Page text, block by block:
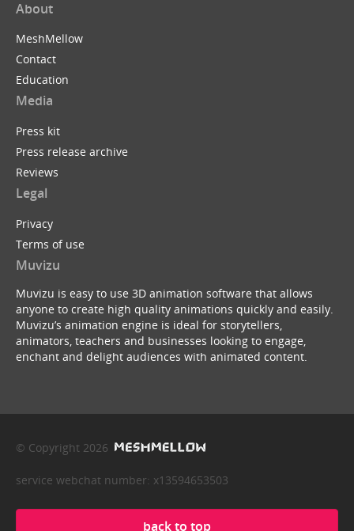
About
MeshMellow
Contact
Education
Media
Press kit
Press release archive
Reviews
Legal
Privacy
Terms of use
Muvizu
Muvizu is easy to use 3D animation software that allows
anyone to create high quality animations quickly and easily.
Muvizu’s animation engine is ideal for storytellers,
animators, teachers and businesses looking to engage,
enchant and delight audiences with animated content.
© Copyright 2026
service webchat number: x13594653503
back to top